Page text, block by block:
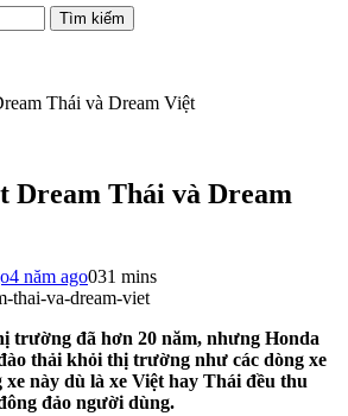
Thái và Dream Việt
Dream Thái và Dream
4 năm ago031 mins
trường đã hơn 20 năm, nhưng Honda
thải khỏi thị trường như các dòng xe
này dù là xe Việt hay Thái đều thu
đảo người dùng.